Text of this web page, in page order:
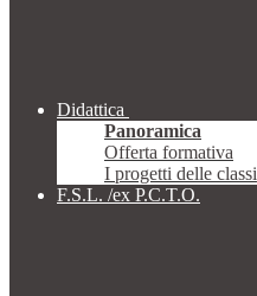
Didattica
Panoramica
Offerta formativa
I progetti delle classi
F.S.L. /ex P.C.T.O.